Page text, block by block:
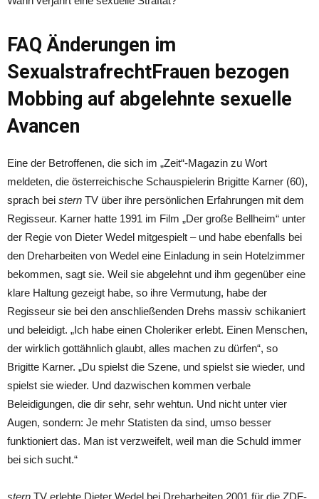
FAQ Änderungen im
SexualstrafrechtFrauen bezogen
Mobbing auf abgelehnte sexuelle
Avancen
Eine der Betroffenen, die sich im „Zeit“-Magazin zu Wort
meldeten, die österreichische Schauspielerin Brigitte Karner (60),
sprach bei stern TV über ihre persönlichen Erfahrungen mit dem
Regisseur. Karner hatte 1991 im Film „Der große Bellheim“ unter
der Regie von Dieter Wedel mitgespielt – und habe ebenfalls bei
den Dreharbeiten von Wedel eine Einladung in sein Hotelzimmer
bekommen, sagt sie. Weil sie abgelehnt und ihm gegenüber eine
klare Haltung gezeigt habe, so ihre Vermutung, habe der
Regisseur sie bei den anschließenden Drehs massiv schikaniert
und beleidigt. „Ich habe einen Choleriker erlebt. Einen Menschen,
der wirklich gottähnlich glaubt, alles machen zu dürfen“, so
Brigitte Karner. „Du spielst die Szene, und spielst sie wieder, und
spielst sie wieder. Und dazwischen kommen verbale
Beleidigungen, die dir sehr, sehr wehtun. Und nicht unter vier
Augen, sondern: Je mehr Statisten da sind, umso besser
funktioniert das. Man ist verzweifelt, weil man die Schuld immer
bei sich sucht.“
stern TV erlebte Dieter Wedel bei Dreharbeiten 2001 für die ZDF-